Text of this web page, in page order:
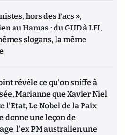
hors des Facs »,
au Hamas : du GUD à LFI,
slogans, la même
révèle ce qu'on sniffe à
Marianne que Xavier Niel
l'Etat; Le Nobel de la Paix
donne une leçon de
l'ex PM australien une